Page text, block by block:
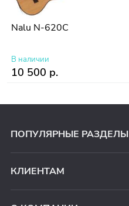
Nalu N-620С
В наличии
10 500 р.
ПОПУЛЯРНЫЕ РАЗДЕЛЫ
КЛИЕНТАМ